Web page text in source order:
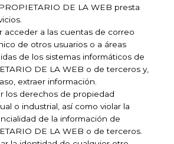
DE LA WEB presta
acceder a las cuentas de correo
de otros usuarios o a áreas
de los sistemas informáticos de
DE LA WEB o de terceros y,
extraer información.
los derechos de propiedad
o industrial, así como violar la
de la información de
DE LA WEB o de terceros.